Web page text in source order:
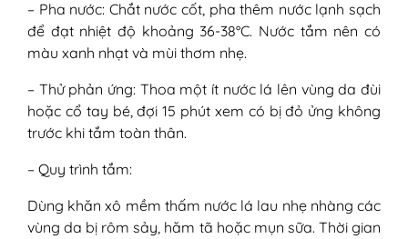
– Pha nước: Chắt nước cốt, pha thêm nước lạnh sạch
để đạt nhiệt độ khoảng 36-38°C. Nước tắm nên có
màu xanh nhạt và mùi thơm nhẹ.
– Thử phản ứng: Thoa một ít nước lá lên vùng da đùi
hoặc cổ tay bé, đợi 15 phút xem có bị đỏ ửng không
trước khi tắm toàn thân.
– Quy trình tắm:
Dùng khăn xô mềm thấm nước lá lau nhẹ nhàng các
vùng da bị rôm sảy, hăm tã hoặc mụn sữa. Thời gian